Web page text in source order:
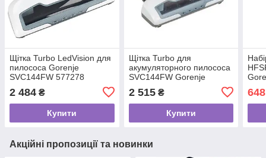
Щітка Turbo LedVision для
пилососа Gorenje
SVC144FW 577278
2 484 ₴
Купити
Щітка Turbo для
акумуляторного пилососа
SVC144FW Gorenje
2 515₴
Купити
648
Акційні пропозиції та новинки